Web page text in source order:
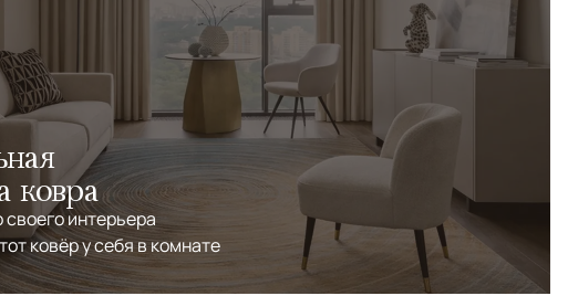
ковра
своего интерьера
ковёр у себя в комнате